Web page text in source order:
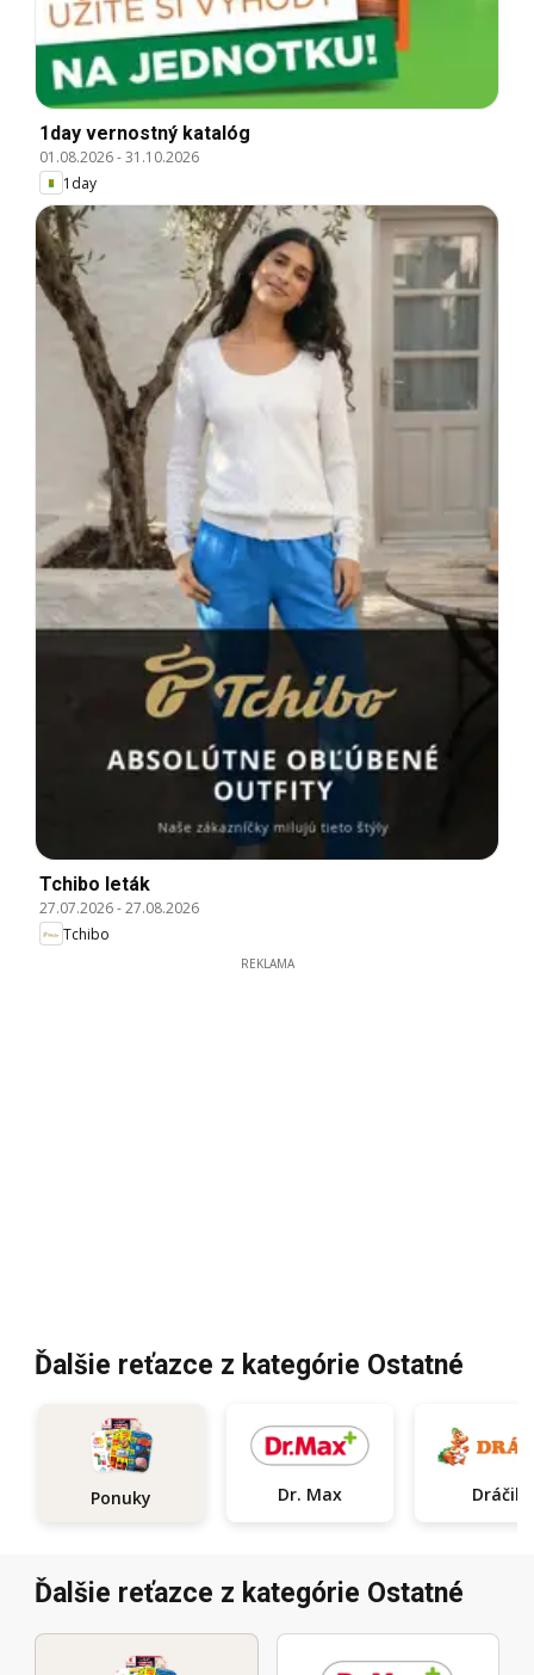
1day vernostný katalóg
01.08.2026-31.10.2026
1day
Tchibo leták
27.07.2026-27.08.2026
Tchibo
REKLAMA
Ďalšie reťazce z kategórie Ostatné
Ponuky Dr. Max Dráčik
Ďalšie reťazce z kategórie Ostatné